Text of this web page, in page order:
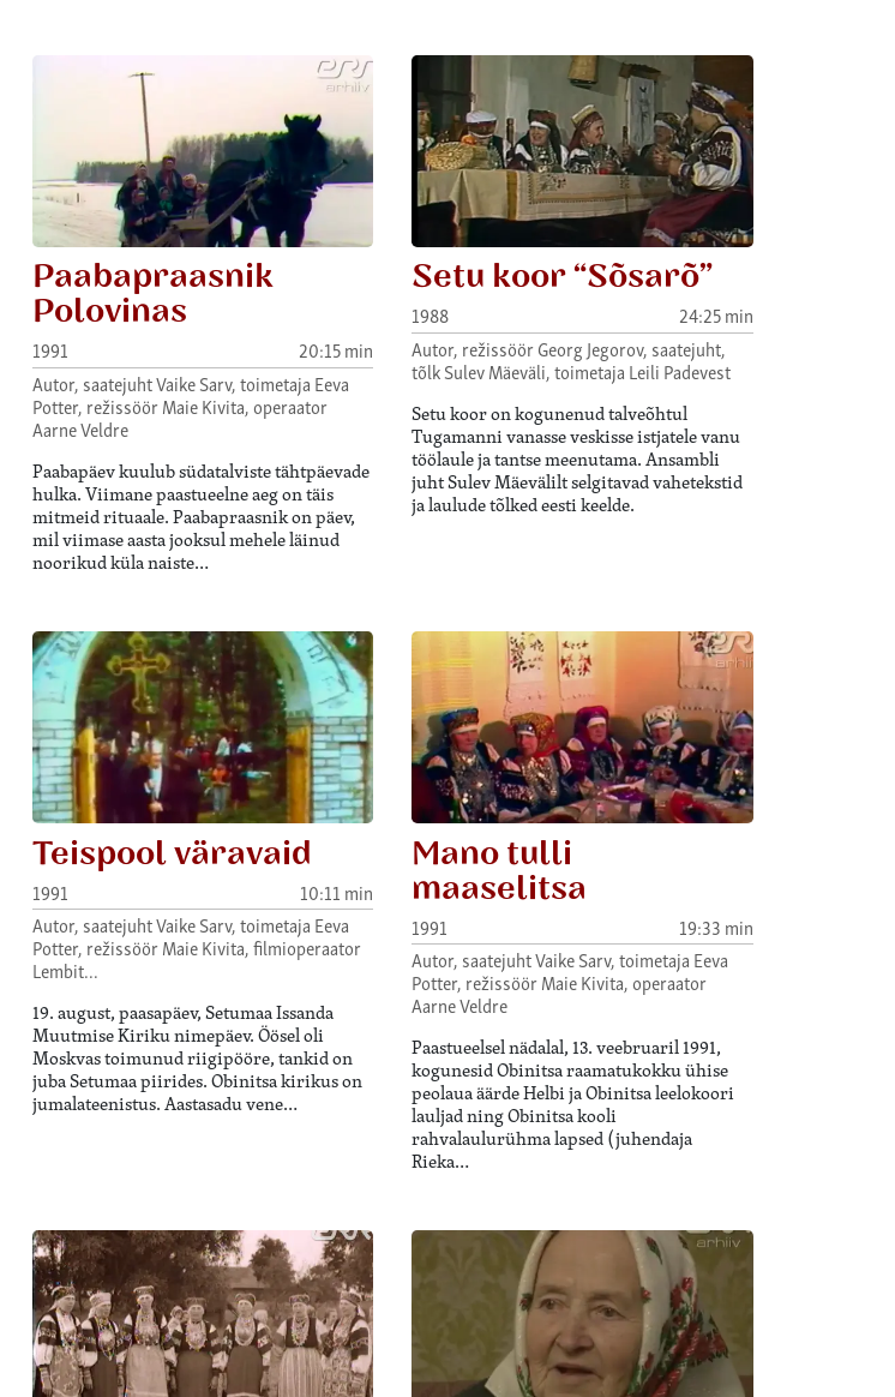
Paabapraasnik
Polovinas
1991
20:15 min
Autor, saatejuht Vaike Sarv, toimetaja Eeva
Potter, režissöör Maie Kivita, operaator
Aarne Veldre
Paabapäev kuulub südatalviste tähtpäevade
hulka. Viimane paastueelne aeg on täis
mitmeid rituaale. Paabapraasnik on päev,
mil viimase aasta jooksul mehele läinud
noorikud küla naiste…
Setu koor “Sõsarõ”
1988
24:25 min
Autor, režissöör Georg Jegorov, saatejuht,
tõlk Sulev Mäeväli, toimetaja Leili Padevest
Setu koor on kogunenud talveõhtul
Tugamanni vanasse veskisse istjatele vanu
töölaule ja tantse meenutama. Ansambli
juht Sulev Mäevälilt selgitavad vahetekstid
ja laulude tõlked eesti keelde.
Teispool väravaid
1991
10:11 min
Autor, saatejuht Vaike Sarv, toimetaja Eeva
Potter, režissöör Maie Kivita, filmioperaator
Lembit…
19. august, paasapäev, Setumaa Issanda
Muutmise Kiriku nimepäev. Öösel oli
Moskvas toimunud riigipööre, tankid on
juba Setumaa piirides. Obinitsa kirikus on
jumalateenistus. Aastasadu vene…
Mano tulli
maaselitsa
1991
19:33 min
Autor, saatejuht Vaike Sarv, toimetaja Eeva
Potter, režissöör Maie Kivita, operaator
Aarne Veldre
Paastueelsel nädalal, 13. veebruaril 1991,
kogunesid Obinitsa raamatukokku ühise
peolaua äärde Helbi ja Obinitsa leelokoori
lauljad ning Obinitsa kooli
rahvalaulurühma lapsed (juhendaja
Rieka…